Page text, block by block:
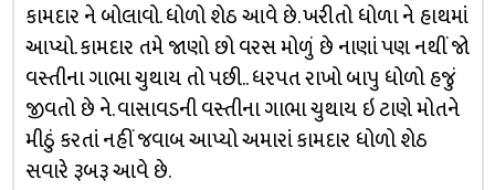
કામદાર ને બોલાવો. ધોળો શેઠ આવે છે. ખરીતો ધોળા ને હાથમાં
આપ્યો. કામદાર તમે જાણો છો વરસ મોળું છે નાણાં પણ નથીં જો
વસ્તીના ગાભા ચુથાય તો પછી.. ધરપત રાખો બાપુ ધોળો હજું
જીવતો છે ને. વાસાવડની વસ્તીના ગાભા ચુથાય ઇ ટાણે મોતને
મીઠું કરતાં નહીં જવાબ આપ્યો અમારાં કામદાર ધોળો શેઠ
સવારે રૂબરૂ આવે છે.